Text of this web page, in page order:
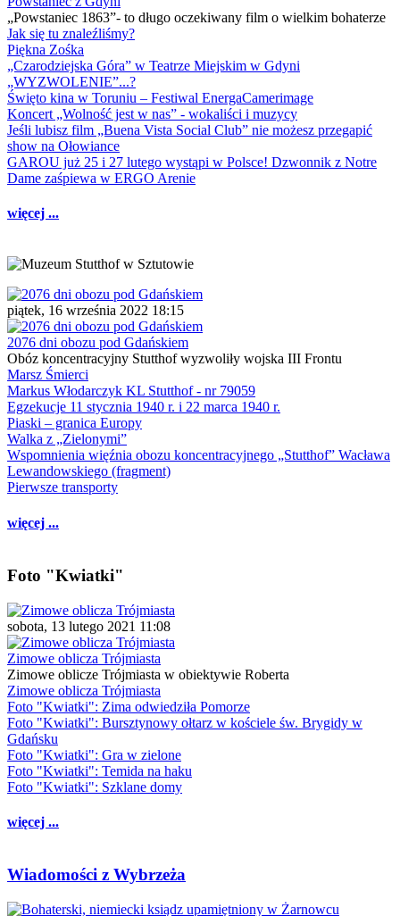
„Powstaniec 1863”- to długo oczekiwany film o wielkim bohaterze
Jak się tu znaleźliśmy?
Piękna Zośka
„Czarodziejska Góra” w Teatrze Miejskim w Gdyni
„WYZWOLENIE”...?
Święto kina w Toruniu – Festiwal EnergaCamerimage
Koncert „Wolność jest w nas” - wokaliści i muzycy
Jeśli lubisz film „Buena Vista Social Club” nie możesz przegapić
show na Ołowiance
GAROU już 25 i 27 lutego wystąpi w Polsce! Dzwonnik z Notre
Dame zaśpiewa w ERGO Arenie
więcej ...
piątek, 16 września 2022 18:15
2076 dni obozu pod Gdańskiem
Obóz koncentracyjny Stutthof wyzwoliły wojska III Frontu
Marsz Śmierci
Markus Włodarczyk KL Stutthof - nr 79059
Egzekucje 11 stycznia 1940 r. i 22 marca 1940 r.
Piaski – granica Europy
Walka z „Zielonymi”
Wspomnienia więźnia obozu koncentracyjnego „Stutthof” Wacława
Lewandowskiego (fragment)
Pierwsze transporty
więcej ...
Foto "Kwiatki"
sobota, 13 lutego 2021 11:08
Zimowe oblicza Trójmiasta
Zimowe oblicze Trójmiasta w obiektywie Roberta
Zimowe oblicza Trójmiasta
Foto "Kwiatki": Zima odwiedziła Pomorze
Foto "Kwiatki": Bursztynowy ołtarz w kościele św. Brygidy w
Gdańsku
Foto "Kwiatki": Gra w zielone
Foto "Kwiatki": Temida na haku
Foto "Kwiatki": Szklane domy
więcej ...
Wiadomości z Wybrzeża